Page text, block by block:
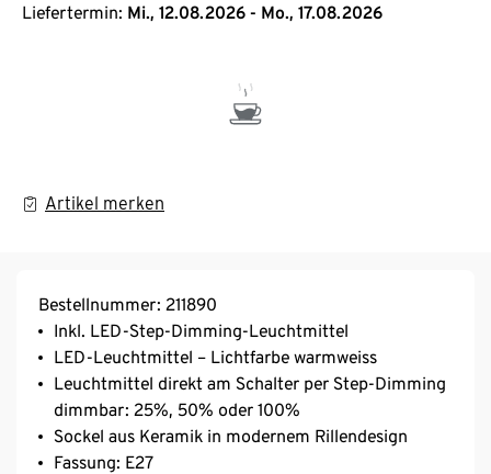
Liefertermin: Mi., 12.08.2026 - Mo., 17.08.2026
Artikel merken
Bestellnummer: 211890
Inkl. LED-Step-Dimming-Leuchtmittel
LED-Leuchtmittel – Lichtfarbe warmweiss
Leuchtmittel direkt am Schalter per Step-Dimming
dimmbar: 25%, 50% oder 100%
Sockel aus Keramik in modernem Rillendesign
Fassung: E27